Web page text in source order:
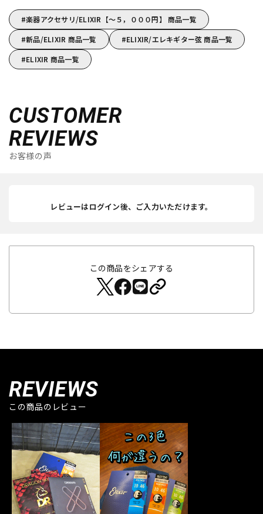
楽器アクセサリ/ELIXIR【～５，０００円】 商品一覧
新品/ELIXIR 商品一覧
ELIXIR/エレキギター弦 商品一覧
ELIXIR 商品一覧
CUSTOMER
REVIEWS
お客様の声
レビューはログイン後、ご入力いただけます。
この商品をシェアする
REVIEWS
この商品のレビュー